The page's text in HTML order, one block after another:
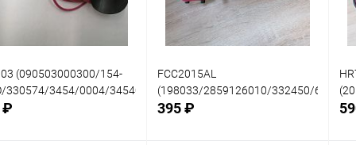
(090503000300/154-
330574/3454/0004/34540004/CT2000/CTV2034/CTV2177GR/
₽
FCC2015AL
(198033/2859126010/332450/
395 ₽